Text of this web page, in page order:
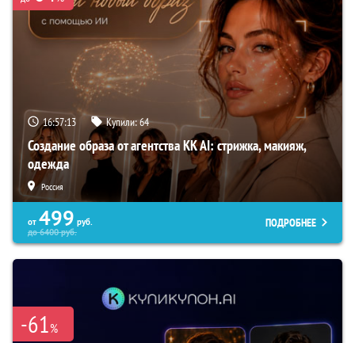
16:57:12 Купили:64
Создание образа от агентства KK AI: стрижка, макияж,
одежда
Россия
от 499 руб.
до6400руб.
ПОДРОБНЕЕ
-61%